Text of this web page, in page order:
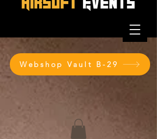
Webshop Vault B-29